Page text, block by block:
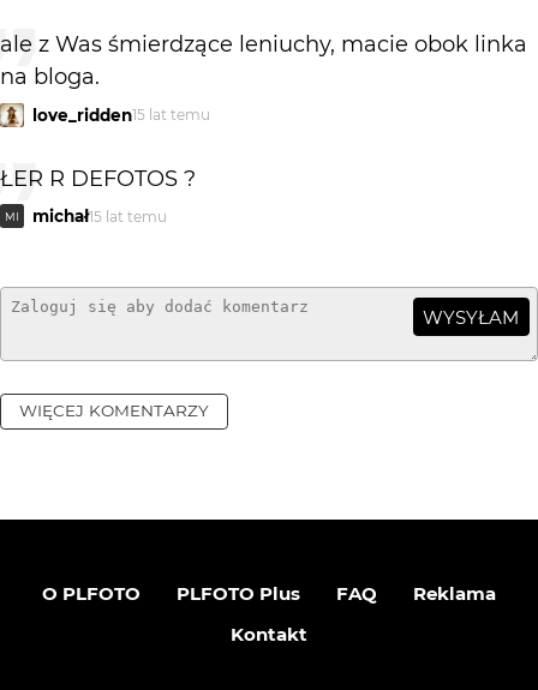
ale z Was śmierdzące leniuchy, macie obok linka
na bloga.
love_ridden15 lat temu
ŁER R DEFOTOS ?
MI michał15 lat temu
WYSYŁAM
WIĘCEJ KOMENTARZY
O PLFOTO PLFOTO Plus FAQ
Reklama
Kontakt